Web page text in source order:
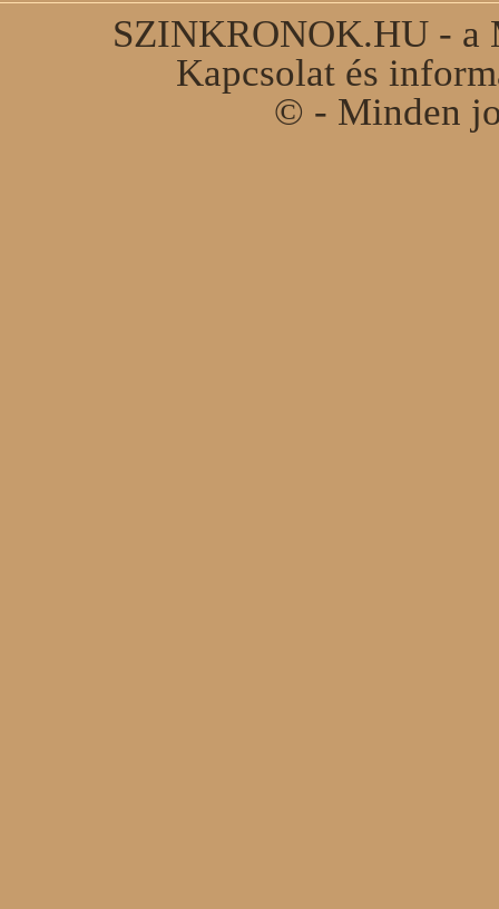
SZINKRONOK.HU - a
Kapcsolat és
© - Minden